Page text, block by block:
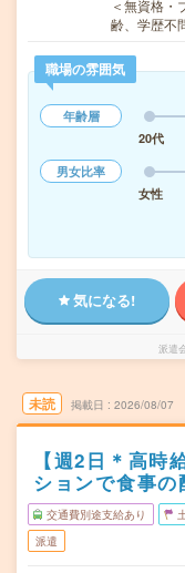
＜無資格・
齢、学歴不
職場の雰囲気
年齢層
20代
男女比率
女性
気になる!
派遣
未読 掲載日 2026/08/07
【週2日＊高時
ションで食事
交通費別途支給あり
派遣